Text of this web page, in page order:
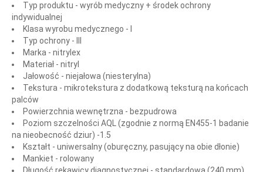
Typ produktu - wyrób medyczny + środek ochrony
indywidualnej
Klasa wyrobu medycznego -
Typ ochrony -
Marka - nitrylex
Materiał - nitryl
Jałowość - niejałowa (niesterylna)
Tekstura - mikrotekstura z dodatkową teksturą na końcach
palców
Powierzchnia wewnętrzna - bezpudrowa
Poziom szczelności AQL (zgodnie z normą EN455-1 badanie
na nieobecność dziur) -1.5
Kształt - uniwersalny (oburęczny, pasujący na obie dłonie)
Mankiet - rolowany